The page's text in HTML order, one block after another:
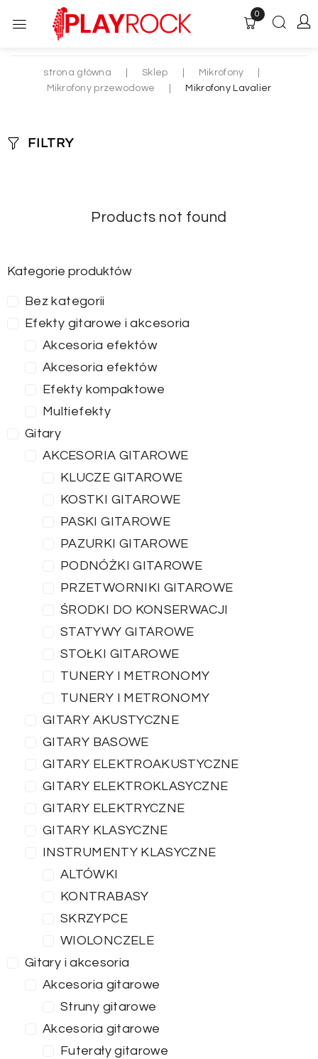
0
strona główna Sklep Mikrofony
Mikrofony przewodowe
Mikrofony Lavalier
FILTRY
Kategorie produktów
Bez kategorii
Efekty gitarowe i akcesoria
Akcesoria efektów
Akcesoria efektów
Efekty kompaktowe
Multiefekty
Gitary
AKCESORIA GITAROWE
KLUCZE GITAROWE
KOSTKI GITAROWE
PASKI GITAROWE
PAZURKI GITAROWE
PODNÓŻKI GITAROWE
PRZETWORNIKI GITAROWE
ŚRODKI DO KONSERWACJI
STATYWY GITAROWE
STOŁKI GITAROWE
TUNERY I METRONOMY
TUNERY I METRONOMY
GITARY AKUSTYCZNE
GITARY BASOWE
GITARY ELEKTROAKUSTYCZNE
GITARY ELEKTROKLASYCZNE
GITARY ELEKTRYCZNE
GITARY KLASYCZNE
INSTRUMENTY KLASYCZNE
ALTÓWKI
KONTRABASY
SKRZYPCE
WIOLONCZELE
Gitary i akcesoria
Akcesoria gitarowe
Struny gitarowe
Akcesoria gitarowe
Futerały gitarowe
Products not found